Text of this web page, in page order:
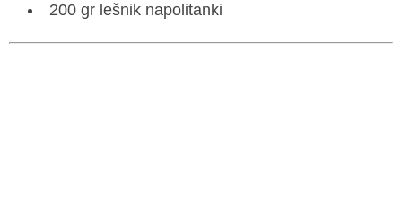
200 gr lešnik napolitanki